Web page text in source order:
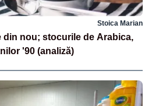
Stoica Marian
din nou; stocurile de Arabica,
'90 (analiză)